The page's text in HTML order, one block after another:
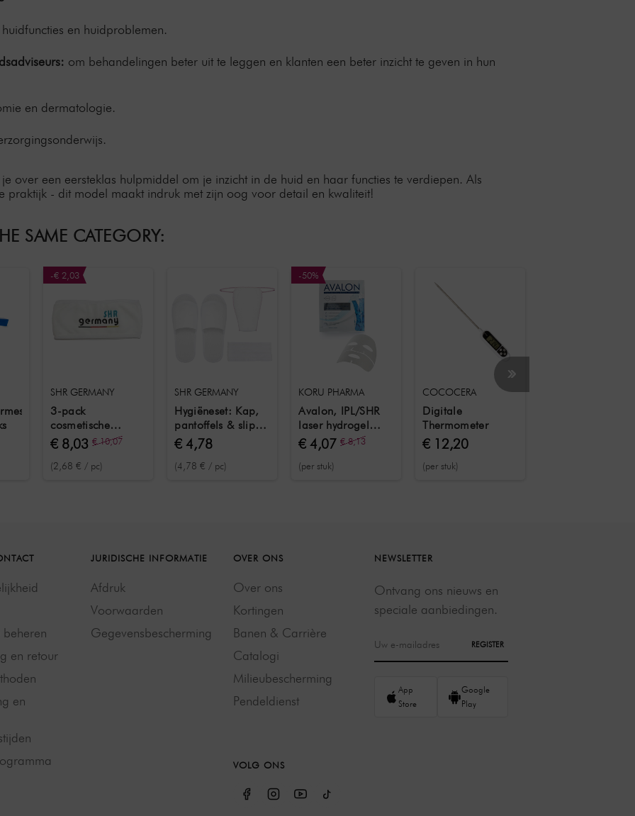
en huidproblemen.
om behandelingen beter uit te leggen en klanten een beter inzicht te geven in hun
en dermatologie.
over een eersteklas hulpmiddel om je inzicht in de huid en haar functies te verdiepen. Als
praktijk - dit model maakt indruk met zijn oog voor detail en kwaliteit!
SAME CATEGORY:
-€ 2,03
SHR GERMANY
3-pack
cosmetische
hoofdband wit
€ 8,03 € 10,07
(2,68 € / pc)
SHR GERMANY
Hygiëneset: Kap,
pantoffels & slips -
Ideaal voor beauty
en wellness
€ 4,78
(4,78 € / pc)
-50%
KORU PHARMA
Avalon, IPL/SHR
laser hydrogel
masker voor
nabehandeling 1
stuk
€ 4,07 € 8,13
(per stuk)
COCOCERA
Digitale
Thermometer
€ 12,20
(per stuk)
beheren
en retour
en
JURIDISCHE INFORMATIE
Afdruk
Voorwaarden
Gegevensbescherming
OVER ONS
Over ons
Kortingen
Banen & Carrière
Catalogi
Milieubescherming
Pendeldienst
VOLG ONS
NEWSLETTER
Ontvang ons nieuws en
speciale aanbiedingen.
REGISTER
App
Store
Google
Play